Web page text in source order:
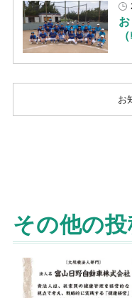
お
その他の投